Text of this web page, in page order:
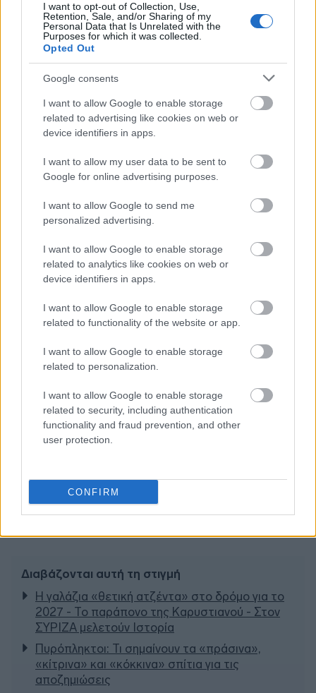
I want to opt-out of Collection, Use,
Retention, Sale, and/or Sharing of my
Personal Data that Is Unrelated with the
Purposes for which it was collected.
Opted Out
Google consents
I want to allow Google to enable storage
related to advertising like cookies on web or
device identifiers in apps.
I want to allow my user data to be sent to
Google for online advertising purposes.
I want to allow Google to send me
personalized advertising.
I want to allow Google to enable storage
related to analytics like cookies on web or
device identifiers in apps.
I want to allow Google to enable storage
related to functionality of the website or app.
I want to allow Google to enable storage
related to personalization.
I want to allow Google to enable storage
related to security, including authentication
functionality and fraud prevention, and other
user protection.
CONFIRM
διευκρινιστεί ότι η ως άνω γνωστοποιηθείσα
συμμετοχή αποτελεί υποσύνολο της συνολικής
συμμετοχής της ελέγχουσας την FFHL Group
Ltd., εταιρείας με την επωνυμία Fairfax Financial
αποτελεί «ελεγχόμενη επιχείρηση» κατά την
έννοια που αποδίδεται στον όρο «ελεγχόμενη
κατέχει έμμεσα επιπλέον μετοχές και τα
αντίστοιχα δικαιώματα ψήφου στη METLEN, τα
οποία σε συνδυασμό με τις μετοχές που
κατέχονται μέσω της FFHL Group Ltd.,
Ακολουθήστε τοinsider.gr στο Google News
από την Ελλάδα και τον κόσμο.
Διαβάζονται αυτή τη στιγμή
Η γαλάζια «θετική ατζέντα» στο δρόμο για το
2027 - Το παράπονο της Καρυστιανού - Στον
ΣΥΡΙΖΑ μελετούν Ιστορία
Πυρόπληκτοι: Τι σημαίνουν τα «πράσινα»,
«κίτρινα» και «κόκκινα» σπίτια για τις
αποζημιώσεις